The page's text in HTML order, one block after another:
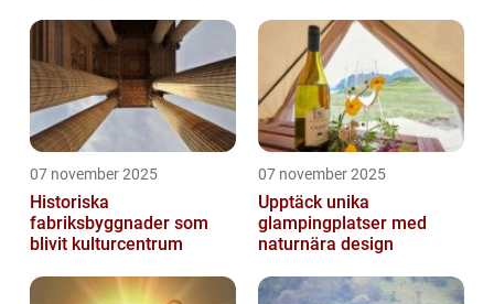
07 november 2025
Historiska
fabriksbyggnader som
blivit kulturcentrum
07 november 2025
Upptäck unika
glampingplatser med
naturnära design